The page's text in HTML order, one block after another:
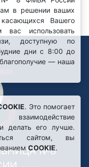
№8
. Это помогает
взаимодействие
делать его лучше.
сайтом, вы
COOKIE.